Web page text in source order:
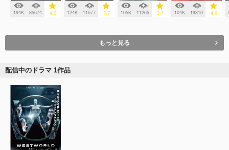
194K 85674 4.0 124K 11577 3.7 105K 11265 3.7 104K 19310 4.0
もっと見る
配信中のドラマ 1作品